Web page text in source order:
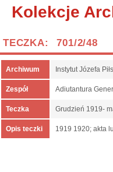
Kolekcje
TECZKA: 701/2/48
Archiwum Instytut Józefa
Zespół Adiutantura
Teczka Grudzień 1919-
Opis teczki 1919 1920; akta